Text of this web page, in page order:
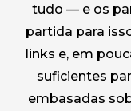
tudo — e os
partida para
links e, em
suficientes
embasadas